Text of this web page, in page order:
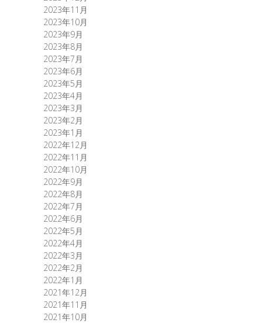
2023年11月
2023年10月
2023年9月
2023年8月
2023年7月
2023年6月
2023年5月
2023年4月
2023年3月
2023年2月
2023年1月
2022年12月
2022年11月
2022年10月
2022年9月
2022年8月
2022年7月
2022年6月
2022年5月
2022年4月
2022年3月
2022年2月
2022年1月
2021年12月
2021年11月
2021年10月